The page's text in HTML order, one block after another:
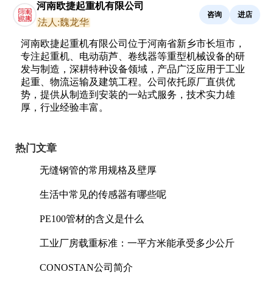
河南欧捷起重机有限公司
法人:魏龙华
咨询 进店
河南欧捷起重机有限公司位于河南省新乡市长垣市，
专注起重机、电动葫芦、卷线器等重型机械设备的研
发与制造，深耕特种设备领域，产品广泛应用于工业
起重、物流运输及建筑工程。公司依托原厂直供优
势，提供从制造到安装的一站式服务，技术实力雄
厚，行业经验丰富。
热门文章
无缝钢管的常用规格及壁厚
生活中常见的传感器有哪些呢
PE100管材的含义是什么
工业厂房载重标准：一平方米能承受多少公斤
CONOSTAN公司简介